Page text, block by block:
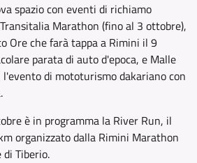
spazio con eventi di richiamo
Marathon (fino al 3 ottobre),
Ore che farà tappa a Rimini il 9
parata di auto d'epoca, e Malle
di mototurismo dakariano con
è in programma la River Run, il
organizzato dalla Rimini Marathon
Tiberio.